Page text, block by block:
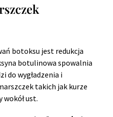
botoksu jest redukcja
botulinowa spowalnia
do wygładzenia i
takich jak kurze
wokół ust.